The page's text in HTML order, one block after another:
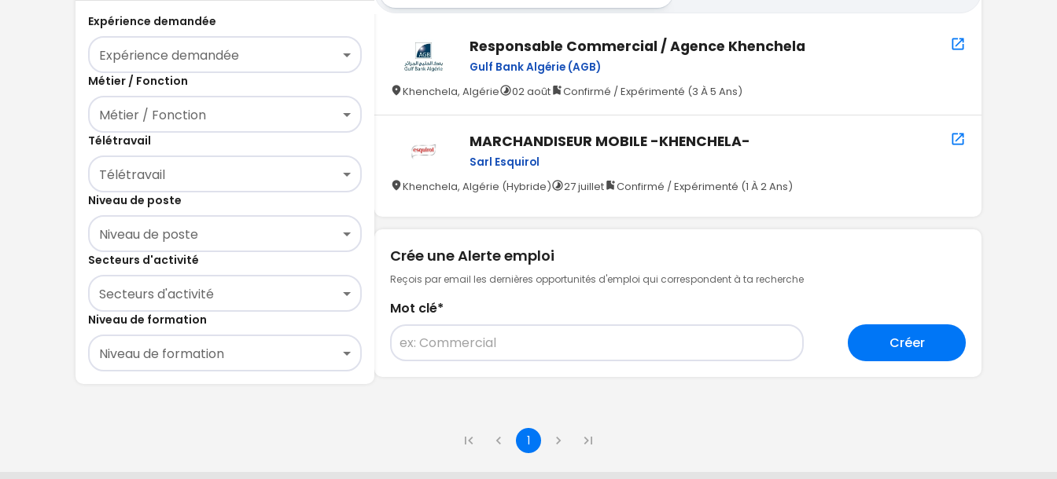
Expérience demandée
Expérience demandée
Métier / Fonction
Métier / Fonction
Télétravail
Télétravail
Niveau de poste
Niveau de poste
Secteurs d'activité
Secteurs d'activité
Niveau de formation
Niveau de formation
Responsable Commercial / Agence Khenchela
Gulf Bank Algérie (AGB)
Khenchela, Algérie
02 août Confirmé / Expérimenté (3 À 5 Ans)
MARCHANDISEUR MOBILE -KHENCHELA-
Sarl Esquirol
Khenchela, Algérie (Hybride)
27 juillet Confirmé / Expérimenté (1 À 2 Ans)
Crée une Alerte emploi
Reçois par email les dernières opportunités d'emploi qui correspondent à ta recherche
Mot clé*
Créer
1